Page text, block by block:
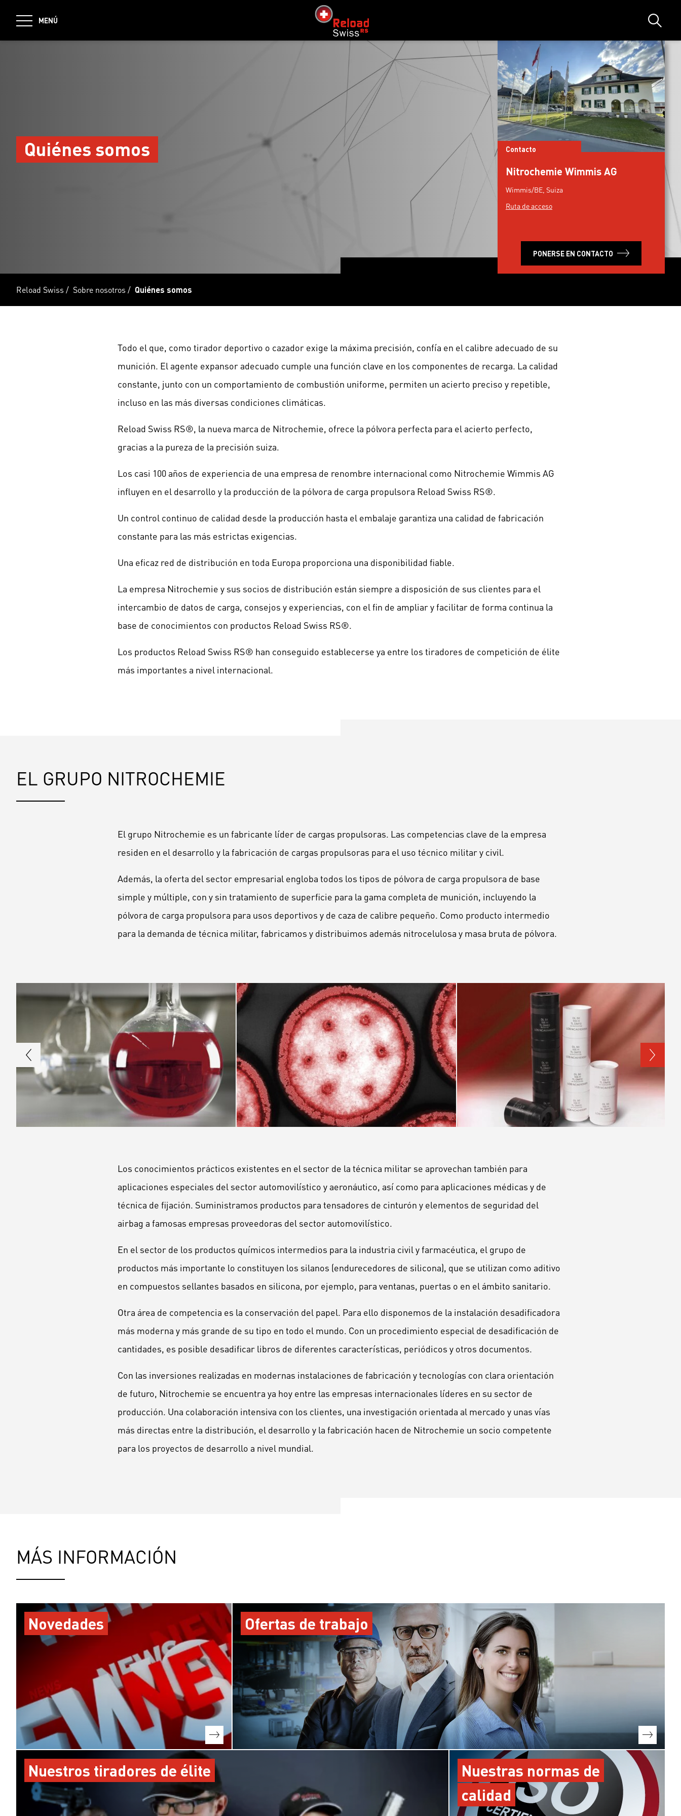
MENÚ
siteLogo
Contacto
Nitrochemie Wimmis AG
Wimmis/BE, Suiza
Ruta de acceso
PONERSE EN CONTACTO
Quiénes somos
Reload Swiss / Sobre nosotros / Quiénes somos
Todo el que, como tirador deportivo o cazador exige la máxima precisión, confía en el calibre adecuado de su
munición. El agente expansor adecuado cumple una función clave en los componentes de recarga. La calidad
constante, junto con un comportamiento de combustión uniforme, permiten un acierto preciso y repetible,
incluso en las más diversas condiciones climáticas.
Reload Swiss RS®, la nueva marca de Nitrochemie, ofrece la pólvora perfecta para el acierto perfecto,
gracias a la pureza de la precisión suiza.
Los casi 100 años de experiencia de una empresa de renombre internacional como Nitrochemie Wimmis AG
influyen en el desarrollo y la producción de la pólvora de carga propulsora Reload Swiss RS®.
Un control continuo de calidad desde la producción hasta el embalaje garantiza una calidad de fabricación
constante para las más estrictas exigencias.
Una eficaz red de distribución en toda Europa proporciona una disponibilidad fiable.
La empresa Nitrochemie y sus socios de distribución están siempre a disposición de sus clientes para el
intercambio de datos de carga, consejos y experiencias, con el fin de ampliar y facilitar de forma continua la
base de conocimientos con productos Reload Swiss RS®.
Los productos Reload Swiss RS® han conseguido establecerse ya entre los tiradores de competición de élite
más importantes a nivel internacional.
EL GRUPO NITROCHEMIE
El grupo Nitrochemie es un fabricante líder de cargas propulsoras. Las competencias clave de la empresa
residen en el desarrollo y la fabricación de cargas propulsoras para el uso técnico militar y civil.
Además, la oferta del sector empresarial engloba todos los tipos de pólvora de carga propulsora de base
simple y múltiple, con y sin tratamiento de superficie para la gama completa de munición, incluyendo la
pólvora de carga propulsora para usos deportivos y de caza de calibre pequeño. Como producto intermedio
para la demanda de técnica militar, fabricamos y distribuimos además nitrocelulosa y masa bruta de pólvora.
Los conocimientos prácticos existentes en el sector de la técnica militar se aprovechan también para
aplicaciones especiales del sector automovilístico y aeronáutico, así como para aplicaciones médicas y de
técnica de fijación. Suministramos productos para tensadores de cinturón y elementos de seguridad del
airbag a famosas empresas proveedoras del sector automovilístico.
En el sector de los productos químicos intermedios para la industria civil y farmacéutica, el grupo de
productos más importante lo constituyen los silanos (endurecedores de silicona), que se utilizan como aditivo
en compuestos sellantes basados en silicona, por ejemplo, para ventanas, puertas o en el ámbito sanitario.
Otra área de competencia es la conservación del papel. Para ello disponemos de la instalación desadificadora
más moderna y más grande de su tipo en todo el mundo. Con un procedimiento especial de desadificación de
cantidades, es posible desadificar libros de diferentes características, periódicos y otros documentos.
Con las inversiones realizadas en modernas instalaciones de fabricación y tecnologías con clara orientación
de futuro, Nitrochemie se encuentra ya hoy entre las empresas internacionales líderes en su sector de
producción. Una colaboración intensiva con los clientes, una investigación orientada al mercado y unas vías
más directas entre la distribución, el desarrollo y la fabricación hacen de Nitrochemie un socio competente
para los proyectos de desarrollo a nivel mundial.
MÁS INFORMACIÓN
Novedades Ofertas de trabajo
Nuestros tiradores de élite
Nuestras normas de
calidad